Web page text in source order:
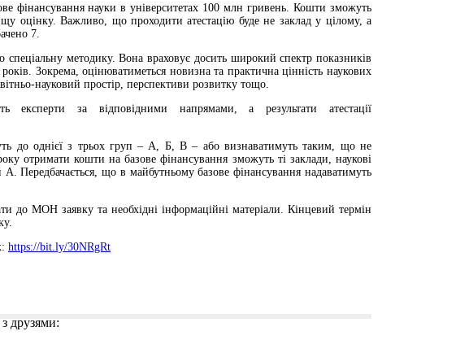
фінансування науки в університетах 100 млн гривень. Кошти зможуть
оцінку. Важливо, що проходити атестацію буде не заклад у цілому, а
7.
методику. Вона враховує досить широкий спектр показників
років. Зокрема, оцінюватиметься новизна та практична цінність наукових
науковий простір, перспективи розвитку тощо.
експерти за відповідними напрямами, а результати атестації
до однієї з трьох груп – А, Б, В – або визнаватимуть таким, що не
отримати кошти на базове фінансування зможуть ті заклади, наукові
Передбачається, що в майбутньому базове фінансування надаватимуть
до МОН заявку та необхідні інформаційні матеріали. Кінцевий термін
https://bit.ly/30NRgRt
з друзями: